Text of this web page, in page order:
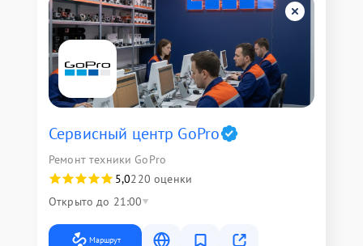
Сервисный центр GoPro
Ремонт техники GoPro
5,0220 оценки
Открыто до 21:00
Маршрут